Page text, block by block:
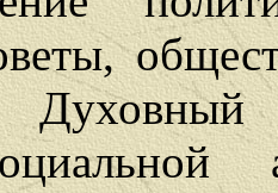
Духовный